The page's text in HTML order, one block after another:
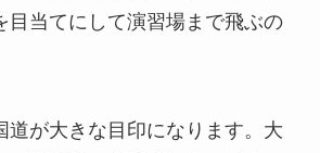
目当てにして演習場まで飛ぶの
道が大きな目印になります。大